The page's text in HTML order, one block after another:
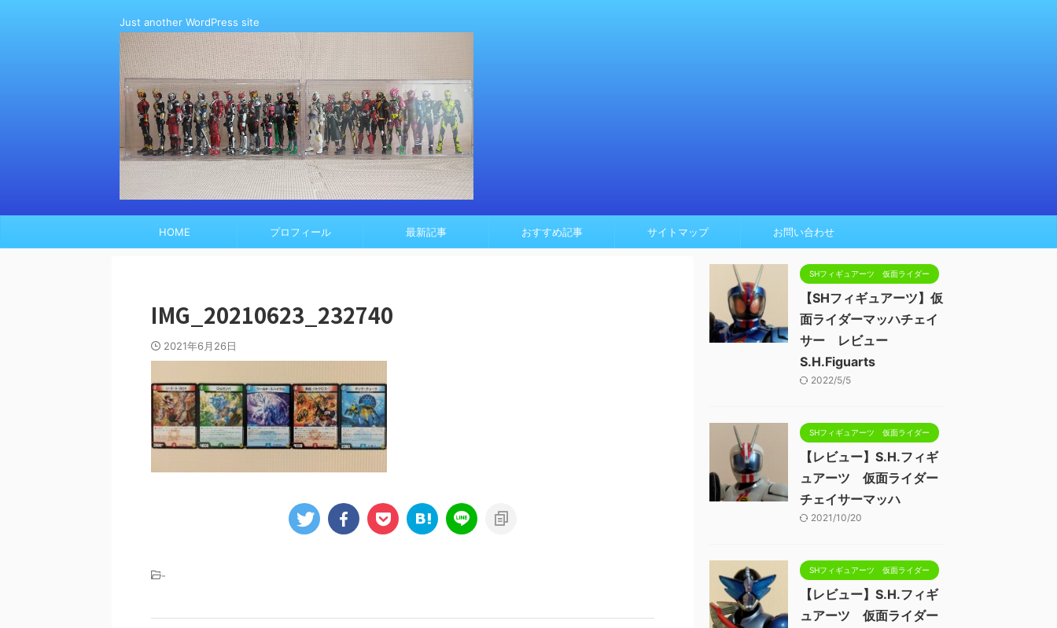
Just another WordPress site
HOME プロフィール 最新記事 おすすめ記事 サイトマップ お問い合わせ
IMG_20210623_232740
2021年6月26日
-
SHフィギュアーツ 仮面ライダー
【SHフィギュアーツ】仮
面ライダーマッハチェイ
サー レビュー
S.H.Figuarts
2022/5/5
SHフィギュアーツ 仮面ライダー
【レビュー】S.H.フィギ
ュアーツ 仮面ライダー
チェイサーマッハ
2021/10/20
SHフィギュアーツ 仮面ライダー
【レビュー】S.H.フィギ
ュアーツ 仮面ライダー